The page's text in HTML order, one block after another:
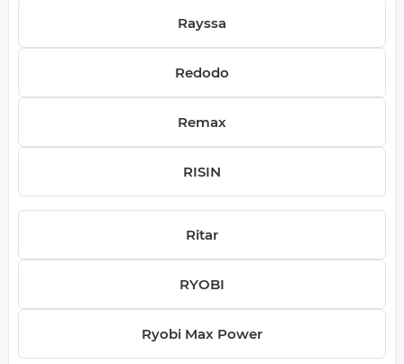
Rayssa
Redodo
Remax
RISIN
Ritar
RYOBI
Ryobi Max Power